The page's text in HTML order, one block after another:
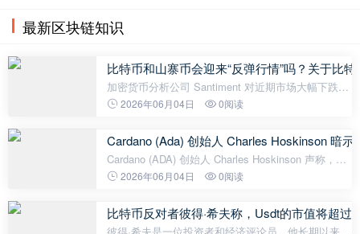
最新区块链知识
比特币和山寨币会迎来“反弹行情”吗？关于比
加密货币分析公司 Santiment 对近期市场大幅下跌和
悲观情绪加剧后的关键指标进行了分析。Santiment
示，中期内市场具有强劲的复
2026年06月04日 0阅读
Cardano (Ada) 创始人 Charles Hoskinson 暗
Cardano (ADA) 创始人 Charles Hoskinson 声称，最
近针对他和该项目的批评已经演变成一场有组织的抹
试图将 Cardano 生态系统变
2026年06月04日 0阅读
比特币反对者彼得·希夫称，Usdt的市值将超过